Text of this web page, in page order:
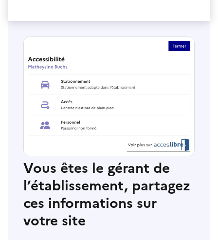
Vous êtes le gérant de
l’établissement, partagez
ces informations sur
votre site